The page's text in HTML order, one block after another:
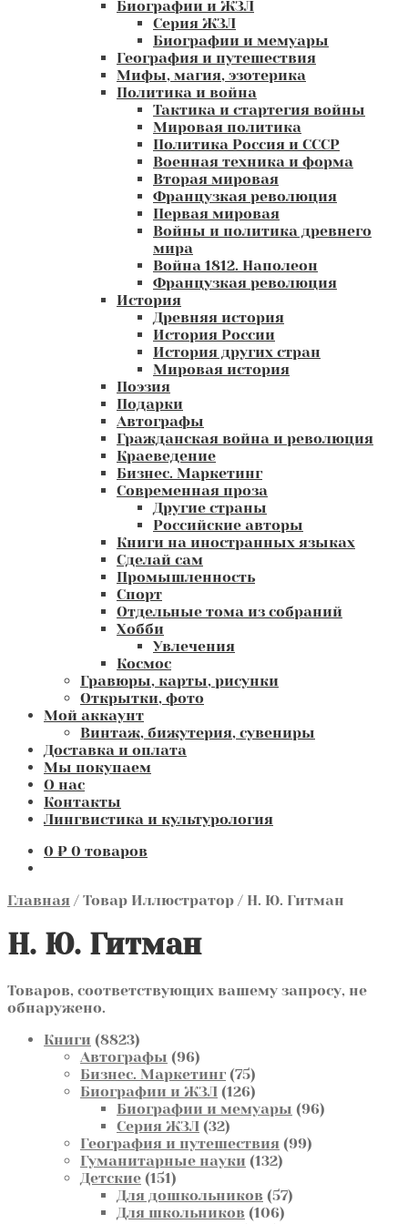
Биографии и ЖЗЛ
Серия ЖЗЛ
Биографии и мемуары
География и путешествия
Мифы, магия, эзотерика
Политика и война
Тактика и стартегия войны
Мировая политика
Политика Россия и СССР
Военная техника и форма
Вторая мировая
Французкая революция
Первая мировая
Войны и политика древнего
мира
Война 1812. Наполеон
Французкая революция
История
Древняя история
История России
История других стран
Мировая история
Поэзия
Подарки
Автографы
Гражданская война и революция
Краеведение
Бизнес. Маркетинг
Современная проза
Другие страны
Российские авторы
Книги на иностранных языках
Сделай сам
Промышленность
Спорт
Отдельные тома из собраний
Хобби
Увлечения
Космос
Гравюры, карты, рисунки
Открытки, фото
Мой аккаунт
Винтаж, бижутерия, сувениры
Доставка и оплата
Мы покупаем
О нас
Контакты
Лингвистика и культурология
0 ₽ 0 товаров
Главная / Товар Иллюстратор / Н. Ю. Гитман
Н. Ю. Гитман
Товаров, соответствующих вашему запросу, не
обнаружено.
Книги 88238823
товара
Автографы 9696
товаров
Бизнес. Маркетинг 7575
товаров
Биографии и ЖЗЛ 126126
товаров
Биографии и мемуары 9696
Серия ЖЗЛ 3232
товара
География и путешествия 9999
Гуманитарные науки 132132
Детские 151151
товар
Для дошкольников 5757
Для школьников 106106